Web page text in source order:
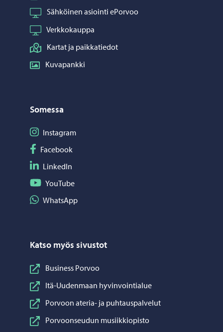
Sähköinen asiointi ePorvoo
Verkkokauppa
Kartat ja paikkatiedot
Kuvapankki
Somessa
Seuraa Instagram
Instagram
Seuraa Facebook
Facebook
Seuraa LinkedIn
LinkedIn
Seuraa YouTube
YouTube
Jaa WhatsApp
WhatsApp
Katso myös sivustot
Business Porvoo
Itä-Uudenmaan hyvinvointialue
Porvoon ateria- ja puhtauspalvelut
Porvoonseudun musiikkiopisto